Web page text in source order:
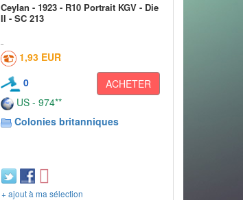
Ceylan - 1923 - R10 Portrait KGV - Die
II - SC 213
1,93 EUR
0
ACHETER
US - 974**
Colonies britanniques
+ ajout à ma sélection